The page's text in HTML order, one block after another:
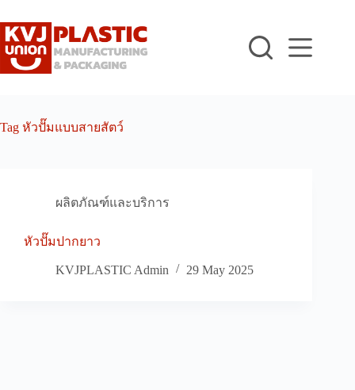
to
content
Tag หัวปั๊มแบบสายสัตว์
ผลิตภัณฑ์และบริการ
หัวปั๊มปากยาว
KVJPLASTIC Admin 29 May 2025